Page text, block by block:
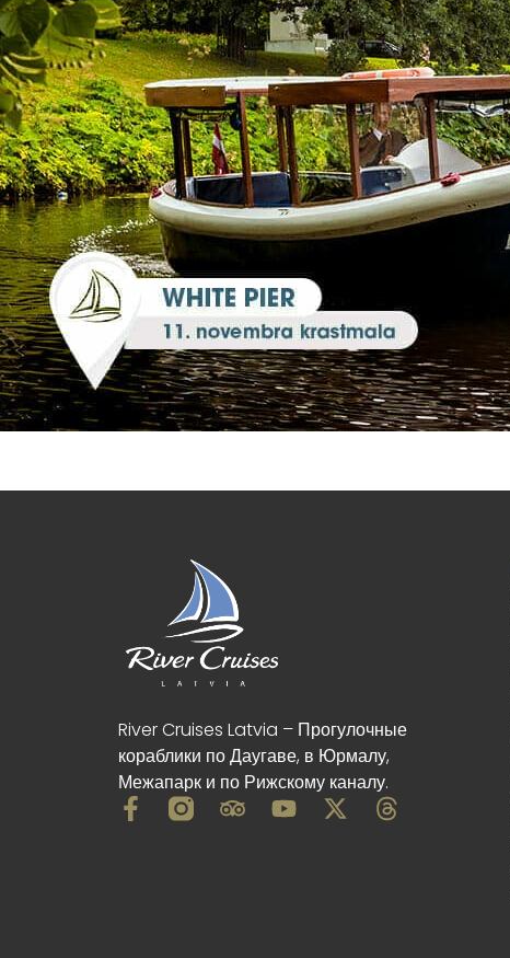
River Cruises Latvia – Прогулочные
кораблики по Даугаве, в Юрмалу,
Межапарк и по Рижскому каналу.